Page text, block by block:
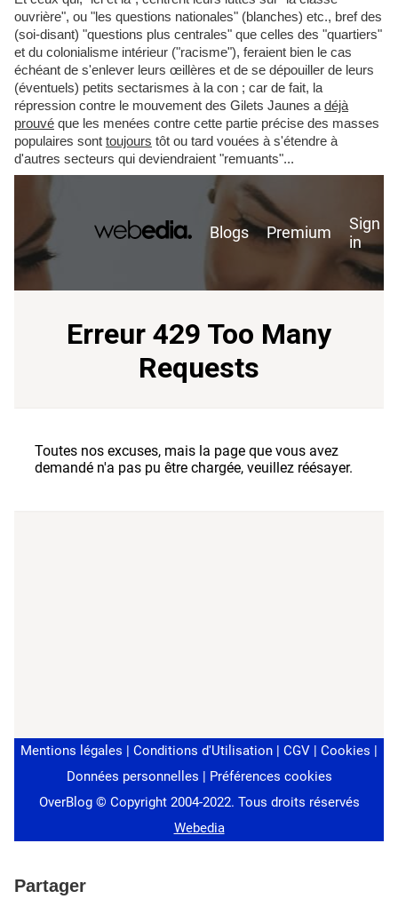
ouvrière", ou "les questions nationales" (blanches) etc., bref des
(soi-disant) "questions plus centrales" que celles des "quartiers"
et du colonialisme intérieur ("racisme"), feraient bien le cas
échéant de s'enlever leurs œillères et de se dépouiller de leurs
(éventuels) petits sectarismes à la con ; car de fait, la
répression contre le mouvement des Gilets Jaunes a déjà
prouvé que les menées contre cette partie précise des masses
populaires sont toujours tôt ou tard vouées à s'étendre à
d'autres secteurs qui deviendraient "remuants"...
Partager